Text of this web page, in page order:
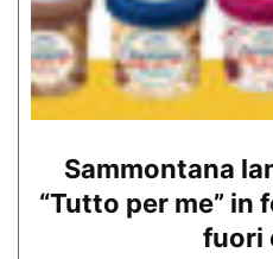
Sammontana
“Tutto per me” in
fuori